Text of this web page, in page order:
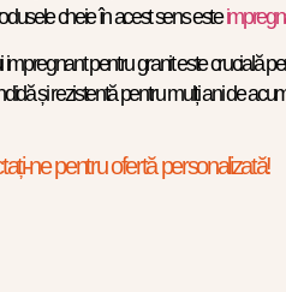
cheie în acest sens este
impregnant pentru granit este crucială
și rezistentă pentru mulți ani de
ne pentru ofertă personalizată!